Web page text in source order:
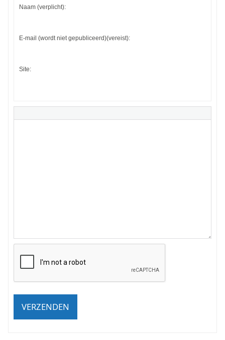
Naam (verplicht):
E-mail (wordt niet gepubliceerd)(vereist):
Site:
VERZENDEN